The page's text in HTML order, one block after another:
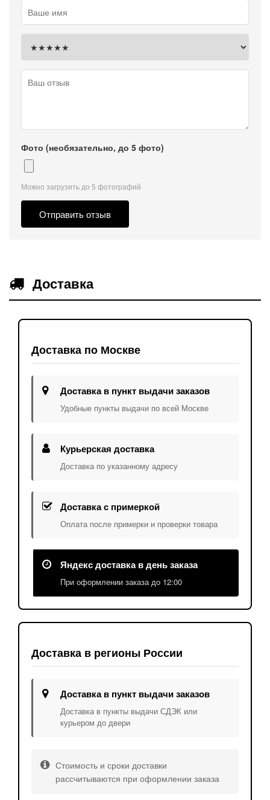
Фото (необязательно, до 5 фото)
Можно загрузить до 5 фотографий
Отправить отзыв
Доставка
Доставка по Москве
Доставка в пункт выдачи заказов
Удобные пункты выдачи по всей Москве
Курьерская доставка
Доставка по указанному адресу
Доставка с примеркой
Оплата после примерки и проверки товара
Яндекс доставка в день заказа
При оформлении заказа до 12:00
Доставка в регионы России
Доставка в пункт выдачи заказов
Доставка в пункты выдачи СДЭК или
курьером до двери
Стоимость и сроки доставки
рассчитываются при оформлении заказа